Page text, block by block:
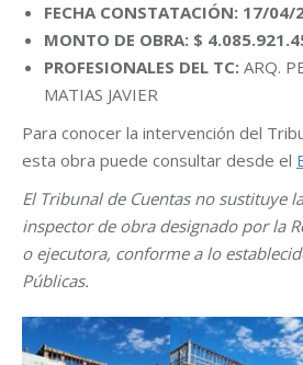
FECHA CONSTATACIÓN: 17/04/
MONTO DE OBRA: $
PROFESIONALES DEL TC: ARQ.
MATIAS JAVIER
Para conocer la intervención del
esta obra puede consultar desde el
El Tribunal de Cuentas no sustituye
inspector de obra designado por la
o ejecutora, conforme a lo
Públicas.